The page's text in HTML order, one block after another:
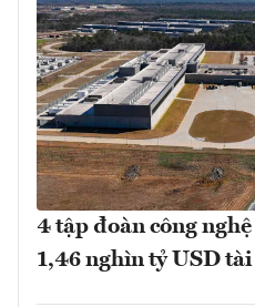
4 tập đoàn công
1,46 nghìn tỷ USD